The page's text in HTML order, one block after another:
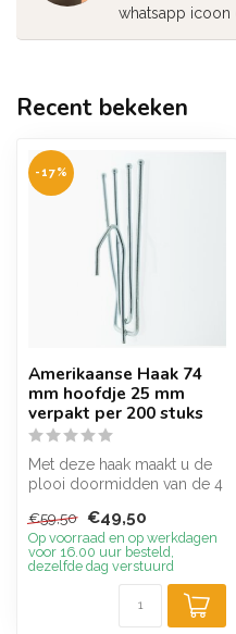
whatsapp icoon
Recent bekeken
-17%
Amerikaanse Haak 74
mm hoofdje 25 mm
verpakt per 200 stuks
Met deze haak maakt u de
plooi doormidden van de 4
total...
€59,50 €49,50
Op voorraad en op werkdagen
voor 16.00 uur besteld,
dezelfde dag verstuurd